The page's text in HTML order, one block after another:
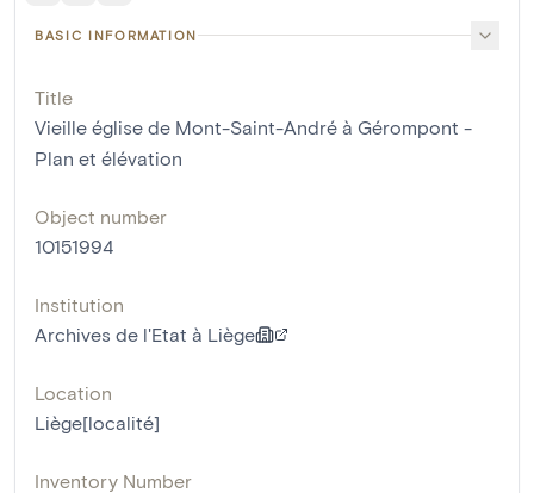
BASIC INFORMATION
Title
Vieille église de Mont-Saint-André à Gérompont -
Plan et élévation
Object number
10151994
Institution
Archives de l'Etat à Liège
Location
Liège[localité]
Inventory Number